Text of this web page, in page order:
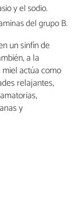
y el sodio.
del grupo B.
un sinfín de
a la
actúa como
relajantes,
y